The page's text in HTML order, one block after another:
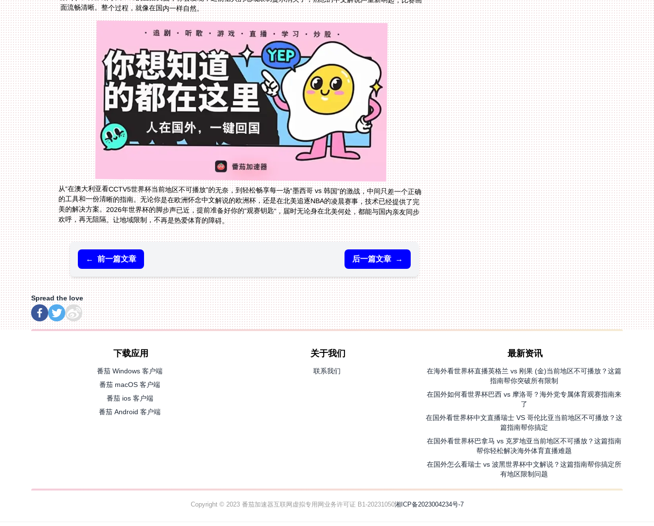
面流畅清晰。整个过程，就像在国内一样自然。
从“在澳大利亚看CCTV5世界杯当前地区不可播放”的无奈，到轻松畅享每一场“墨西哥 vs 韩国”的激战，中间只差一个正确
的工具和一份清晰的指南。无论你是在欧洲怀念中文解说的欧洲杯，还是在北美追逐NBA的凌晨赛事，技术已经提供了完
美的解决方案。2026年世界杯的脚步声已近，提前准备好你的“观赛钥匙”，届时无论身在北美何处，都能与国内亲友同步
欢呼，再无阻隔。让地域限制，不再是热爱体育的障碍。
← 前一篇文章 后一篇文章 →
Spread the love
下载应用
番茄 Windows 客户端
番茄 macOS 客户端
番茄 ios 客户端
番茄 Android 客户端
关于我们
联系我们
最新资讯
在海外看世界杯直播英格兰 vs 刚果 (金)当前地区不可播放？这篇
指南帮你突破所有限制
在国外如何看世界杯巴西 vs 摩洛哥？海外党专属体育观赛指南来
了
在国外看世界杯中文直播瑞士 VS 哥伦比亚当前地区不可播放？这
篇指南帮你搞定
在国外看世界杯巴拿马 vs 克罗地亚当前地区不可播放？这篇指南
帮你轻松解决海外体育直播难题
在国外怎么看瑞士 vs 波黑世界杯中文解说？这篇指南帮你搞定所
有地区限制问题
Copyright © 2023 番茄加速器互联网虚拟专用网业务许可证 B1-20231050湘ICP备2023004234号-7